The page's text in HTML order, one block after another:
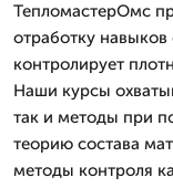
ТепломастерОмс
отработку
контролирует
Наши курсы
так и методы при
теорию состава
методы контроля